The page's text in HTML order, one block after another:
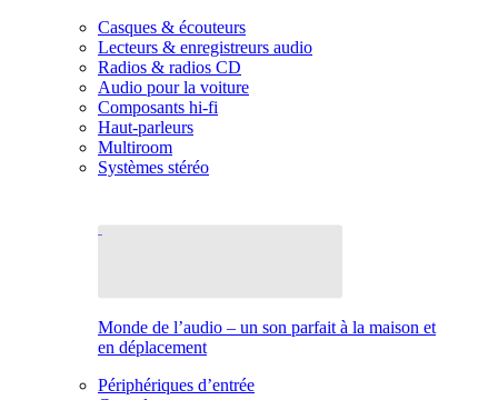
Casques & écouteurs
Lecteurs & enregistreurs audio
Radios & radios CD
Audio pour la voiture
Composants hi-fi
Haut-parleurs
Multiroom
Systèmes stéréo
Monde de l’audio – un son parfait à la maison et
en déplacement
Périphériques d’entrée